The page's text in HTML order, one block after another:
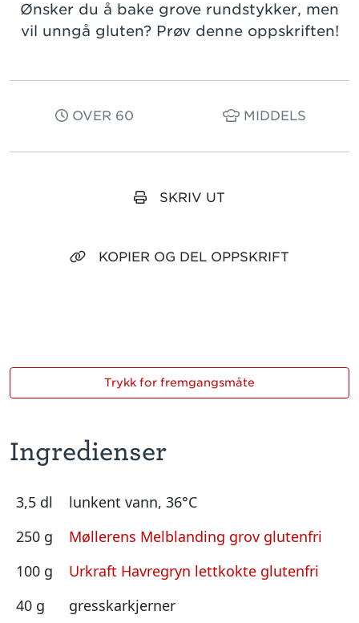
Ønsker du å bake grove rundstykker, men
vil unngå gluten? Prøv denne oppskriften!
OVER 60 MIDDELS
SKRIV UT
KOPIER OG DEL OPPSKRIFT
Ingredienser
3,5 dl
lunkent vann, 36°C
250 g
Møllerens Melblanding grov glutenfri
100 g
Urkraft Havregryn lettkokte glutenfri
40 g
gresskarkjerner
Trykk for fremgangsmåte